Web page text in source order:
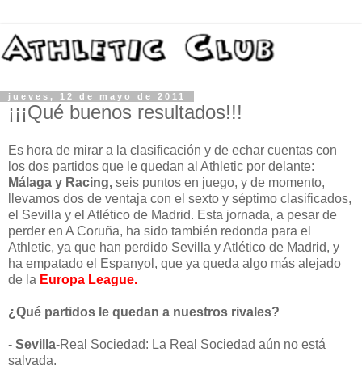
jueves, 12 de mayo de 2011
¡¡¡Qué buenos resultados!!!
Es hora de mirar a la clasificación y de echar cuentas con
los dos partidos que le quedan al Athletic por delante:
Málaga y Racing, seis puntos en juego, y de momento,
llevamos dos de ventaja con el sexto y séptimo clasificados,
el Sevilla y el Atlético de Madrid. Esta jornada, a pesar de
perder en A Coruña, ha sido también redonda para el
Athletic, ya que han perdido Sevilla y Atlético de Madrid, y
ha empatado el Espanyol, que ya queda algo más alejado
de la Europa League.
¿Qué partidos le quedan a nuestros rivales?
- Sevilla-Real Sociedad: La Real Sociedad aún no está
salvada.